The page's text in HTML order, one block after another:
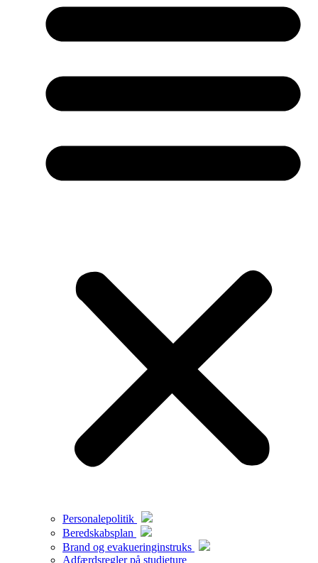
Personalepolitik
Beredskabsplan
Brand og evakueringinstruks
Adfærdsregler på studieture